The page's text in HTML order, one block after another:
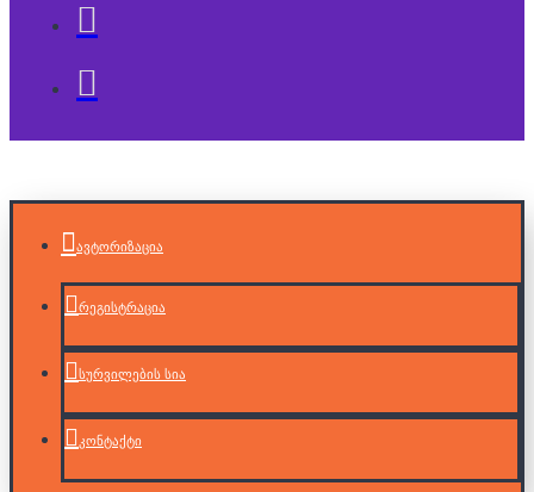
ავტორიზაცია
რეგისტრაცია
სურვილების სია
კონტაქტი